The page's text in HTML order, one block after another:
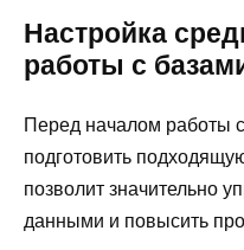
Настройка
работы с
Перед началом работы
подготовить
позволит значительно
данными и повысить